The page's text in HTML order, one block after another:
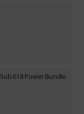
618 Power Bundle